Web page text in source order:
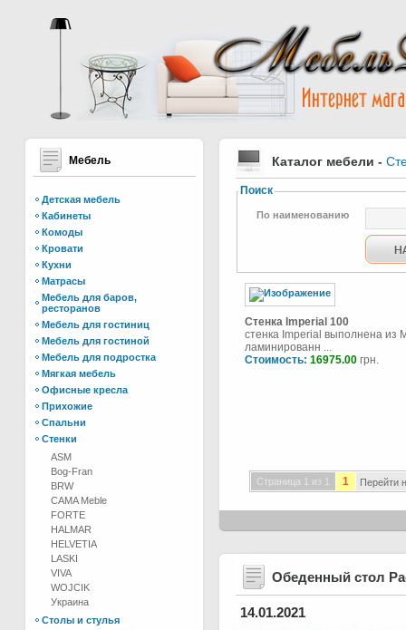
Мебель
Детская мебель
Кабинеты
Комоды
Кровати
Кухни
Матрасы
Мебель для баров,
ресторанов
Мебель для гостиниц
Мебель для гостиной
Мебель для подростка
Мягкая мебель
Офисные кресла
Прихожие
Спальни
Стенки
ASM
Bog-Fran
BRW
CAMA Meble
FORTE
HALMAR
HELVETIA
LASKI
VIVA
WOJCIK
Украина
Столы и стулья
Каталог мебели -
Поиск
По наименованию
Стенка Imperial 100
стенка Imperial выполнена из
ламинированн ...
Стоимость: 16975.00 грн.
Страница 1 из 1 1 Перейти
Обеденный стол
14.01.2021